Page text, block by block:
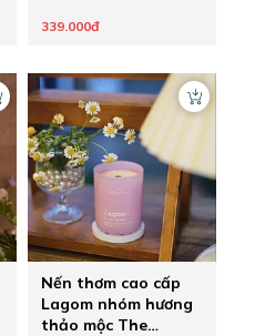
Chilling Home
339.000đ
Nến thơm cao cấp
Lagom nhóm hương
thảo mộc The